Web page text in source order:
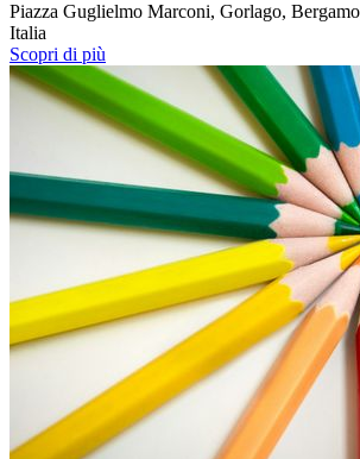
Piazza Guglielmo Marconi, Gorlago,
Italia
Scopri di più